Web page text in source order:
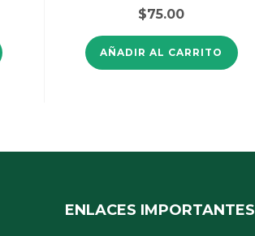
$75.00
AÑADIR AL CARRITO
ENLACES IMPORTANTES